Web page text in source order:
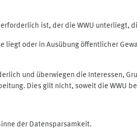
ist, der die WWU unterliegt,
oder in Ausübung öffentlicher
und überwiegen die Interessen,
Dies gilt nicht, soweit die WWU
der Datensparsamkeit.